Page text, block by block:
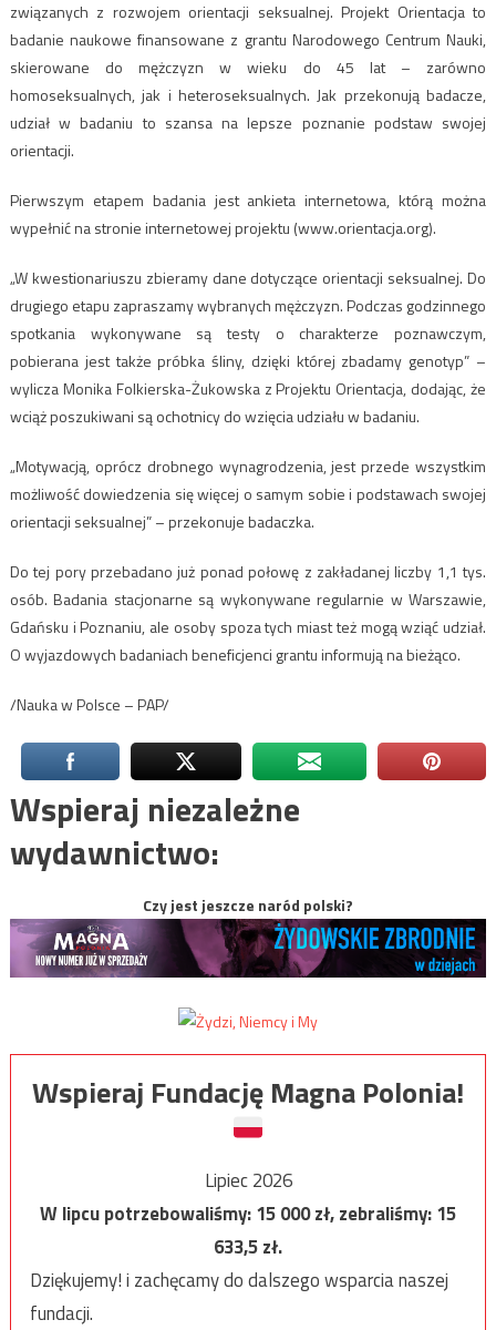
związanych z rozwojem orientacji seksualnej. Projekt Orientacja to
badanie naukowe finansowane z grantu Narodowego Centrum Nauki,
skierowane do mężczyzn w wieku do 45 lat – zarówno
homoseksualnych, jak i heteroseksualnych. Jak przekonują badacze,
udział w badaniu to szansa na lepsze poznanie podstaw swojej
orientacji.
Pierwszym etapem badania jest ankieta internetowa, którą można
wypełnić na stronie internetowej projektu (www.orientacja.org).
„W kwestionariuszu zbieramy dane dotyczące orientacji seksualnej. Do
drugiego etapu zapraszamy wybranych mężczyzn. Podczas godzinnego
spotkania wykonywane są testy o charakterze poznawczym,
pobierana jest także próbka śliny, dzięki której zbadamy genotyp” –
wylicza Monika Folkierska-Żukowska z Projektu Orientacja, dodając, że
wciąż poszukiwani są ochotnicy do wzięcia udziału w badaniu.
„Motywacją, oprócz drobnego wynagrodzenia, jest przede wszystkim
możliwość dowiedzenia się więcej o samym sobie i podstawach swojej
orientacji seksualnej” – przekonuje badaczka.
Do tej pory przebadano już ponad połowę z zakładanej liczby 1,1 tys.
osób. Badania stacjonarne są wykonywane regularnie w Warszawie,
Gdańsku i Poznaniu, ale osoby spoza tych miast też mogą wziąć udział.
O wyjazdowych badaniach beneficjenci grantu informują na bieżąco.
/Nauka w Polsce – PAP/
Wspieraj niezależne
wydawnictwo:
Czy jest jeszcze naród polski?
Wspieraj Fundację Magna Polonia!
Lipiec 2026
W lipcu potrzebowaliśmy:15 000zł, zebraliśmy:15
633,5zł.
Dziękujemy! i zachęcamy do dalszego wsparcia naszej
fundacji.